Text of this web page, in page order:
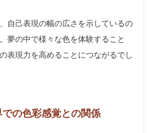
自己表現の幅の広さを示しているの
夢の中で様々な色を体験すること
表現力を高めることにつながるでし
の色彩感覚との関係